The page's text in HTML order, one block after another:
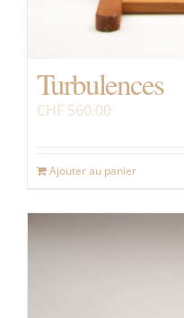
Turbulences
CHF 560.00
Ajouter au panier